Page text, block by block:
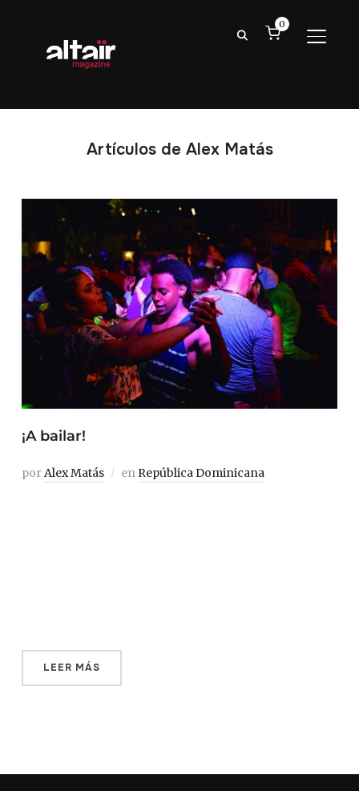
0
Artículos de Alex Matás
¡A bailar!
porAlex Matás en República Dominicana
LEER MÁS